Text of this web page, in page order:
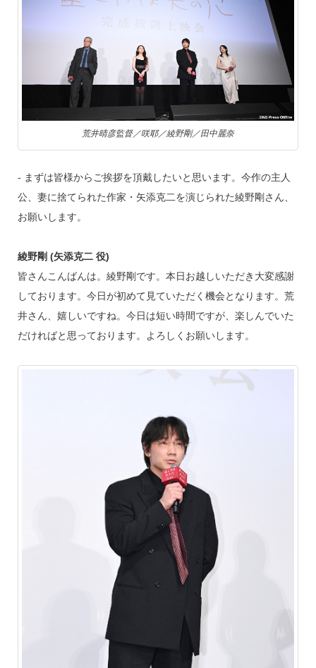
荒井晴彦監督／咲耶／綾野剛／田中麗奈
‐ まずは皆様からご挨拶を頂戴したいと思います。今作の主人
公、妻に捨てられた作家・矢添克二を演じられた綾野剛さん、
お願いします。
綾野剛 (矢添克二 役)
皆さんこんばんは。綾野剛です。本日お越しいただき大変感謝
しております。今日が初めて見ていただく機会となります。荒
井さん、嬉しいですね。今日は短い時間ですが、楽しんでいた
だければと思っております。よろしくお願いします。